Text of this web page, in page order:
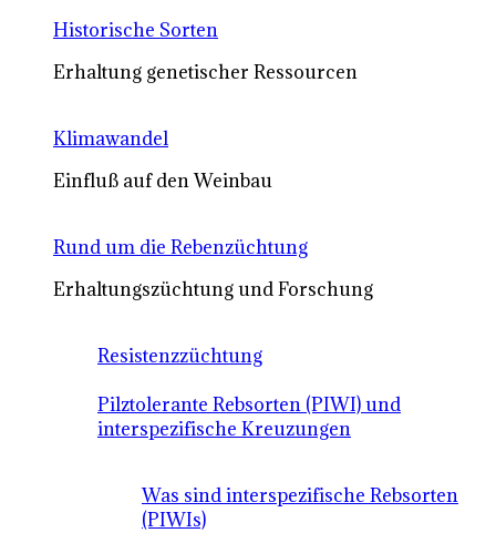
Historische Sorten
Erhaltung genetischer Ressourcen
Klimawandel
Einfluß auf den Weinbau
Rund um die Rebenzüchtung
Erhaltungszüchtung und Forschung
Resistenzzüchtung
Pilztolerante Rebsorten (PIWI) und
interspezifische Kreuzungen
Was sind interspezifische Rebsorten
(PIWIs)